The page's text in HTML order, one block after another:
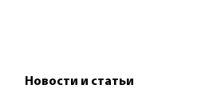
Новости и статьи